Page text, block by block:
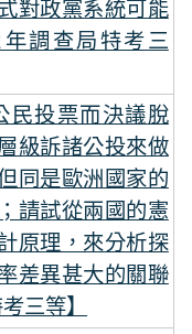
對政黨系統可能
調查局特考三
民投票而決議脫
級訴諸公投來做
同是歐洲國家的
請試從兩國的憲
原理，來分析探
差異甚大的關聯
三等】